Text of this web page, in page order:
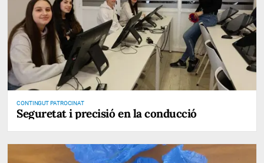
CONTINGUT PATROCINAT
Seguretat i precisió en la conducció